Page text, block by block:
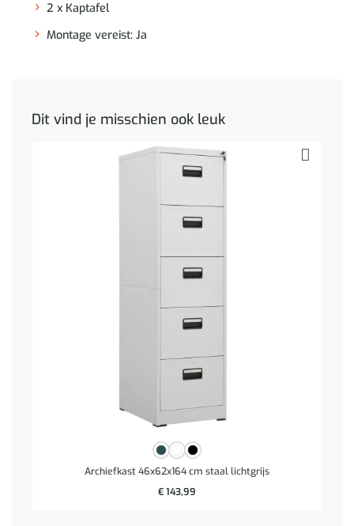
2 x Kaptafel
Montage vereist: Ja
Dit vind je misschien ook leuk
Archiefkast 46x62x164 cm staal lichtgrijs
€143,99